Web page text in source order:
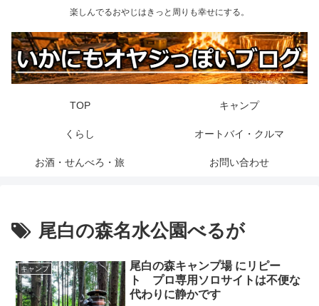
楽しんでるおやじはきっと周りも幸せにする。
TOP キャンプ
くらし オートバイ・クルマ
お酒・せんべろ・旅 お問い合わせ
尾白の森名水公園べるが
キャンプ
尾白の森キャンプ場 にリピー
ト プロ専用ソロサイトは不便な
代わりに静かです